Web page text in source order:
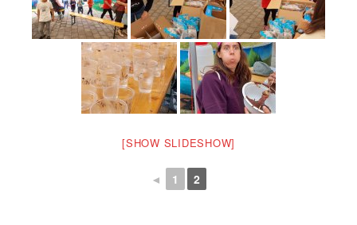
[SHOW SLIDESHOW]
◄ 1 2